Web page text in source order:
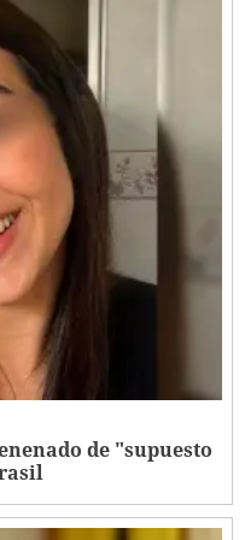
de "supuesto